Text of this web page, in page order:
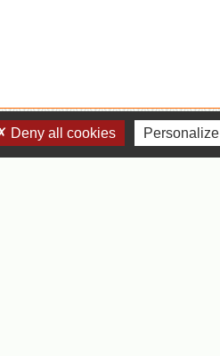
Deny all cookies Personalize